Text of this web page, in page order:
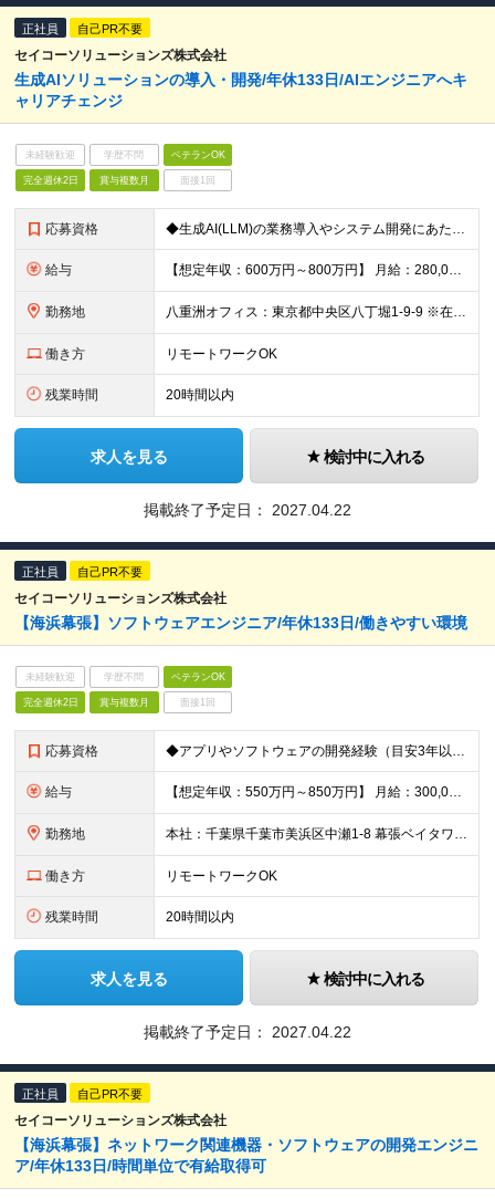
正社員 自己PR不要
セイコーソリューションズ株式会社
生成AIソリューションの導入・開発/年休133日/AIエンジニアへキ
ャリアチェンジ
未経験歓迎 学歴不問 ベテランOK
完全週休2日 賞与複数月 面接1回
応募資格 ◆生成AI(LLM)の業務導入やシステム開発にあたりプロンプト開発のご経験 ◆顧客折衝・コミュニケーション能力 ◆高専卒以上の方
給与 【想定年収：600万円～800万円】 月給：280,000円～430,000円 ◇賞与実績年2回 ◇決算賞与あり ※試用期間3ヶ月（期間中の差異なし） ※残業代全額支給
勤務地 八重洲オフィス：東京都中央区八丁堀1-9-9 ※在宅と出社をかけ合わせたハイブリッド勤務 ※就業場所変更の範囲:当社の定めるところ
働き方 リモートワークOK
残業時間 20時間以内
求人を見る 検討中に入れる
掲載終了予定日： 2027.04.22
正社員 自己PR不要
セイコーソリューションズ株式会社
【海浜幕張】ソフトウェアエンジニア/年休133日/働きやすい環境
未経験歓迎 学歴不問 ベテランOK
完全週休2日 賞与複数月 面接1回
応募資格 ◆アプリやソフトウェアの開発経験（目安3年以上） ◆高専卒以上の方 ※WEB/オープン系・モバイル系・組み込み製品などの開発経験者は親和性が高いです！
給与 【想定年収：550万円～850万円】 月給：300,000円～500,000円 ◇賞与実績年2回 ◇決算賞与あり ※試用期間3ヶ月（期間中の差異なし） ※残業代全額支給
勤務地 本社：千葉県千葉市美浜区中瀬1-8 幕張ベイタワー ※状況に応じて週2～3日の在宅勤務可 ※就業場所変更の範囲:当社の定めるところ
働き方 リモートワークOK
残業時間 20時間以内
求人を見る 検討中に入れる
掲載終了予定日： 2027.04.22
正社員 自己PR不要
セイコーソリューションズ株式会社
【海浜幕張】ネットワーク関連機器・ソフトウェアの開発エンジニ
ア/年休133日/時間単位で有給取得可